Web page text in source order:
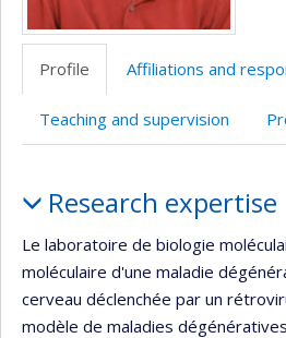
Profile Affiliations and
Teaching and supervision
Research expertise
Le laboratoire de biologie
moléculaire d'une maladie
cerveau déclenchée par un
modèle de maladies